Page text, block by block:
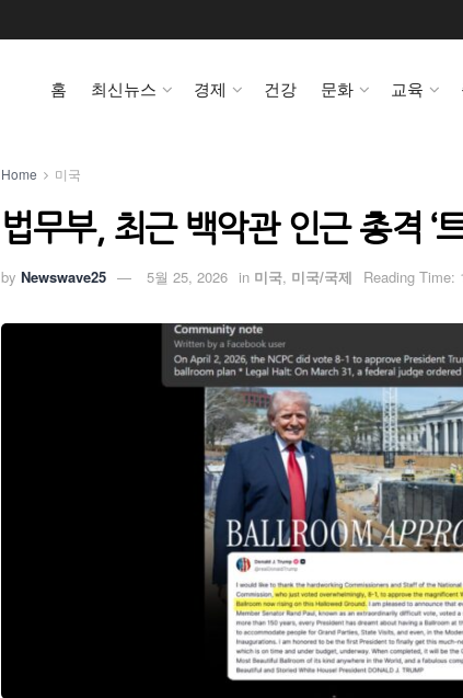
홈 최신뉴스 경제 건강 문화 교육
Home 미국
법무부, 최근 백악관 인근 총격 ‘
by Newswave25 5월 25, 2026 in 미국, 미국/국제 Reading Time: